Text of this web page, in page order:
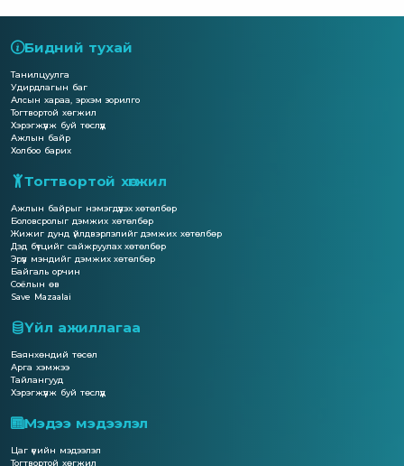
Бидний тухай
Танилцуулга
Удирдлагын баг
Алсын хараа, эрхэм зорилго
Тогтвортой хөгжил
Хэрэгжүүлж буй төслүүд
Ажлын байр
Холбоо барих
Тогтвортой хөгжил
Ажлын байрыг нэмэгдүүлэх хөтөлбөр
Боловсролыг дэмжих хөтөлбөр
Жижиг дунд үйлдвэрлэлийг дэмжих хөтөлбөр
Дэд бүтцийг сайжруулах хөтөлбөр
Эрүүл мэндийг дэмжих хөтөлбөр
Байгаль орчин
Соёлын өв
Save Mazaalai
Үйл ажиллагаа
Баянхөндий төсөл
Арга хэмжээ
Тайлангууд
Хэрэгжүүлж буй төслүүд
Мэдээ мэдээлэл
Цаг үеийн мэдээлэл
Тогтвортой хөгжил